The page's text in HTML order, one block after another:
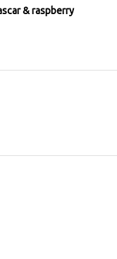
& raspberry